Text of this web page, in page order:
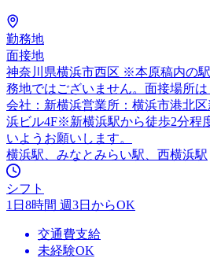
勤務地
面接地
神奈川県横浜市西区 ※本原稿内の
務地ではございません。面接場所
会社：新横浜営業所：横浜市港北
浜ビル4F※新横浜駅から徒歩2分程
いようお願いします。
横浜駅、みなとみらい駅、西横浜駅
シフト
1日8時間 週3日からOK
交通費支給
未経験OK